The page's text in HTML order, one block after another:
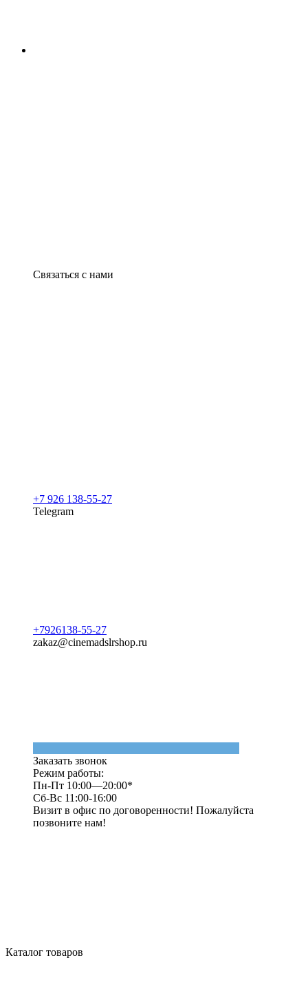
Связаться с нами
+7 926 138-55-27
Telegram
+7926138-55-27
zakaz@cinemadslrshop.ru
Заказать звонок
Режим работы:
Пн-Пт 10:00—20:00*
Сб-Вс 11:00-16:00
Визит в офис по договоренности! Пожалуйста
позвоните нам!
Каталог товаров